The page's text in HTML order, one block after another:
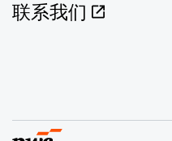
联系我们